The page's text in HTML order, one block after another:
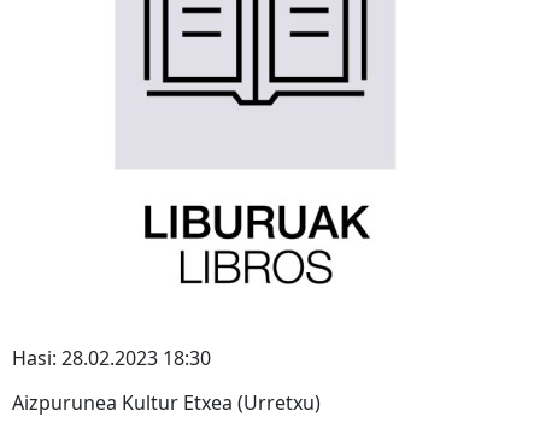
Hasi: 28.02.2023 18:30
Aizpurunea Kultur Etxea (Urretxu)